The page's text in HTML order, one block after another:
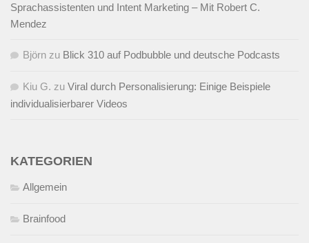
Sprachassistenten und Intent Marketing – Mit Robert C.
Mendez
Björn zu Blick 310 auf Podbubble und deutsche Podcasts
Kiu G. zu Viral durch Personalisierung: Einige Beispiele
individualisierbarer Videos
KATEGORIEN
Allgemein
Brainfood